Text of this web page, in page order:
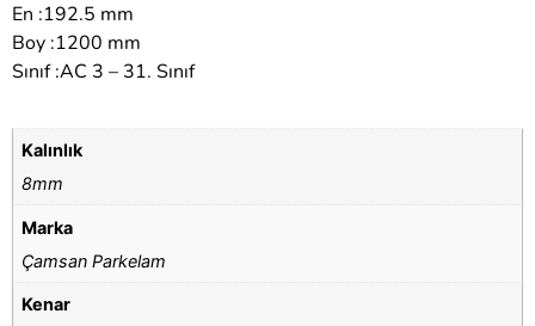
En :192.5 mm
Boy :1200 mm
Sınıf :AC 3 – 31. Sınıf
Kalınlık
8mm
Marka
Çamsan Parkelam
Kenar